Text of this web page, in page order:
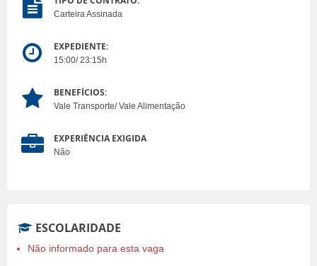
Carteira Assinada
EXPEDIENTE:
15:00/ 23:15h
BENEFÍCIOS:
Vale Transporte/ Vale Alimentação
EXPERIÊNCIA EXIGIDA
Não
ESCOLARIDADE
Não informado para esta vaga